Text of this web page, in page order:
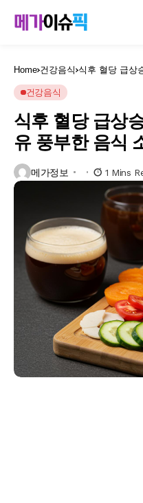
Home 건강음식 식후 혈당 급상
건강음식
식후 혈당 급상
유 풍부한 음식
메가정보 1 Mins